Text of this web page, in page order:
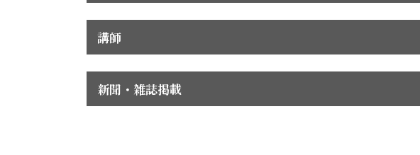
講師
新聞・雑誌掲載